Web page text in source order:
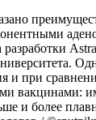
и при
вакцинами:
и более